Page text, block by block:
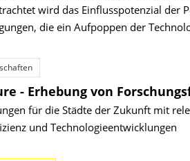
wird das Einflusspotenzial der
die ein Aufpoppen der
- Erhebung von
für die Städte der Zukunft mit
und Technologieentwicklungen